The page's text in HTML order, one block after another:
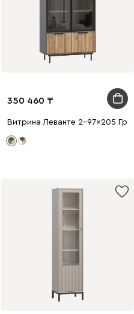
350 460
Витрина Леванте 2-97x205